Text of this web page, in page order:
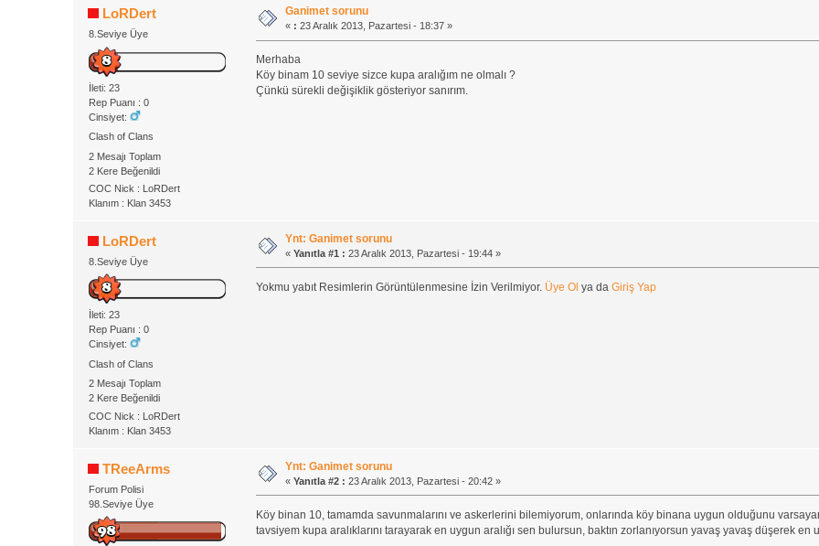
LoRDert
8.Seviye Üye
İleti: 23
Rep Puanı : 0
Cinsiyet:
Clash of Clans
2 Mesajı Toplam
2 Kere Beğenildi
COC Nick : LoRDert
Klanım : Klan 3453
Ganimet sorunu
« : 23 Aralık 2013, Pazartesi - 18:37 »
Merhaba
Köy binam 10 seviye sizce kupa aralığım ne olmalı ?
Çünkü sürekli değişiklik gösteriyor sanırım.
LoRDert
8.Seviye Üye
İleti: 23
Rep Puanı : 0
Cinsiyet:
Clash of Clans
2 Mesajı Toplam
2 Kere Beğenildi
COC Nick : LoRDert
Klanım : Klan 3453
Ynt: Ganimet sorunu
« Yanıtla #1 : 23 Aralık 2013, Pazartesi - 19:44 »
Yokmu yabıt Resimlerin Görüntülenmesine İzin Verilmiyor. Üye Ol ya da Giriş Yap
TReeArms
Forum Polisi
98.Seviye Üye
Ynt: Ganimet sorunu
« Yanıtla #2 : 23 Aralık 2013, Pazartesi - 20:42 »
Köy binan 10, tamamda savunmalarını ve askerlerini bilemiyorum, onlarında köy binana uygun olduğunu
tavsiyem kupa aralıklarını tarayarak en uygun aralığı sen bulursun, baktın zorlanıyorsun yavaş yavaş düşerek